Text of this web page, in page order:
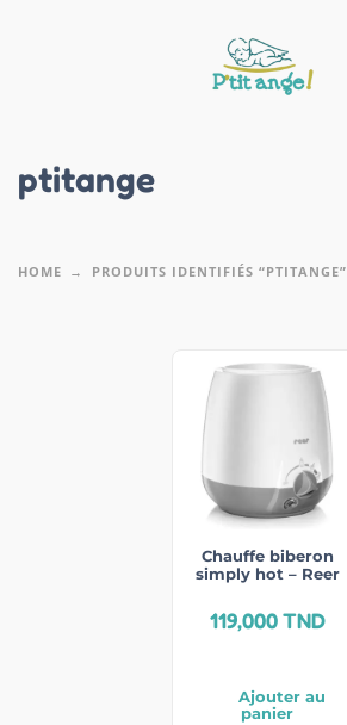
ptitange
HOME PRODUITS IDENTIFIÉS “PTITANGE”
Chauffe biberon
simply hot – Reer
119,000TND
Ajouter au
panier